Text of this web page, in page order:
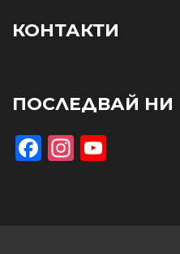
КОНТАКТИ
ПОСЛЕДВАЙ НИ
Facebook
Instagram